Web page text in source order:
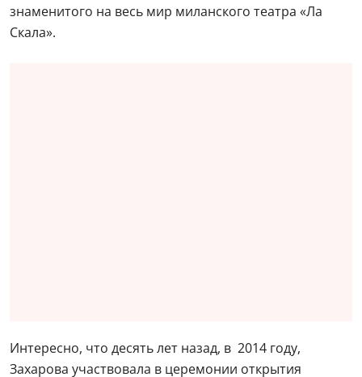
знаменитого на весь мир миланского театра «Ла
Скала».
Интересно, что десять лет назад, в 2014 году,
Захарова участвовала в церемонии открытия